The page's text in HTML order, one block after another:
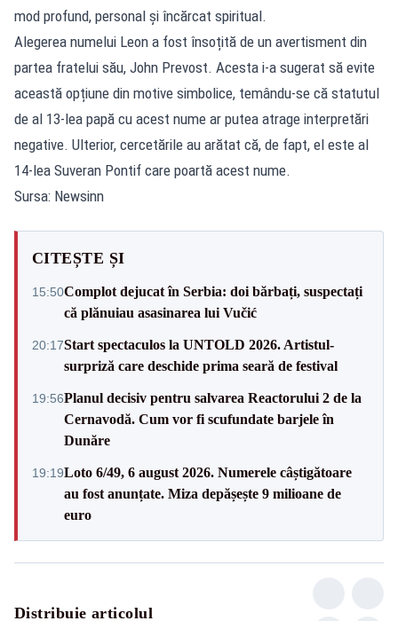
mod profund, personal și încărcat spiritual.
Alegerea numelui Leon a fost însoțită de un avertisment din
partea fratelui său, John Prevost. Acesta i-a sugerat să evite
această opțiune din motive simbolice, temându-se că statutul
de al 13-lea papă cu acest nume ar putea atrage interpretări
negative. Ulterior, cercetările au arătat că, de fapt, el este al
14-lea Suveran Pontif care poartă acest nume.
Sursa: Newsinn
CITEȘTE ȘI
15:50Complot dejucat în Serbia: doi bărbați, suspectați
că plănuiau asasinarea lui Vučić
20:17Start spectaculos la UNTOLD 2026. Artistul-
surpriză care deschide prima seară de festival
19:56Planul decisiv pentru salvarea Reactorului 2 de la
Cernavodă. Cum vor fi scufundate barjele în
Dunăre
19:19Loto 6/49, 6 august 2026. Numerele câștigătoare
au fost anunțate. Miza depășește 9 milioane de
euro
Distribuie articolul